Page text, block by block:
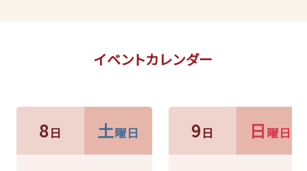
イベントカレンダー
8日 土曜日 9日 日 曜日